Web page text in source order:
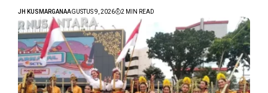
JH KUSMARGANAAGUSTUS 9, 2026 2 MIN READ